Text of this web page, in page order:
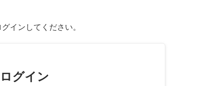
インしてください。
グイン